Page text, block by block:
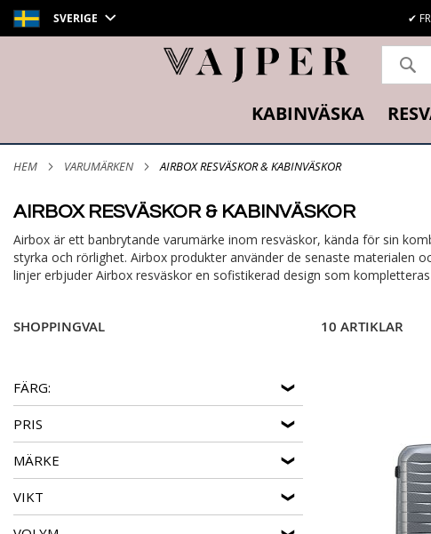
SVERIGE ✔
SÖK
KABINVÄSKA
HEM VARUMÄRKEN AIRBOX RESVÄSKOR & KABINVÄSKOR
AIRBOX RESVÄSKOR & KABINVÄSKOR
Airbox är ett banbrytande varumärke inom resväskor, kända för sin
styrka och rörlighet. Airbox produkter använder de senaste materialen
linjer erbjuder Airbox resväskor en sofistikerad design som
SHOPPINGVAL
FÄRG:
PRIS
MÄRKE
VIKT
10 ARTIKLAR